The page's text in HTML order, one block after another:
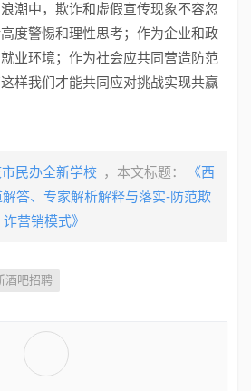
潮中，欺诈和虚假宣传现象不容忽
度警惕和理性思考；作为企业和政
业环境；作为社会应共同营造防范
样我们才能共同应对挑战实现共赢
民办全新学校 ，本文标题：
《西
答、专家解析解释与落实-防范欺
诈营销模式》
酒吧招聘